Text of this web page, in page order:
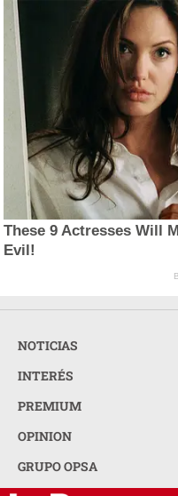
These 9 Actresses Will
Evil!
NOTICIAS
INTERÉS
PREMIUM
OPINION
GRUPO OPSA